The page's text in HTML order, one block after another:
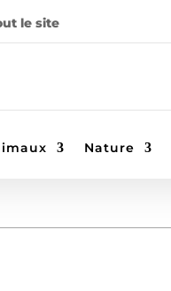
le site
Nature